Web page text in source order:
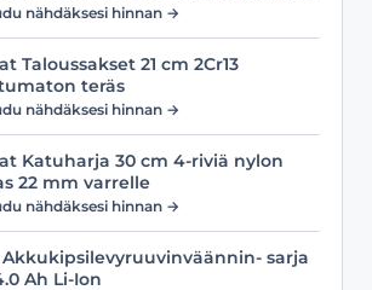
nähdäksesi hinnan →
Taloussakset 21 cm 2Cr13
teräs
nähdäksesi hinnan →
Katuharja 30 cm 4-riviä nylon
22 mm varrelle
nähdäksesi hinnan →
Akkukipsilevyruuvinväännin- sarja
Ah Li-Ion